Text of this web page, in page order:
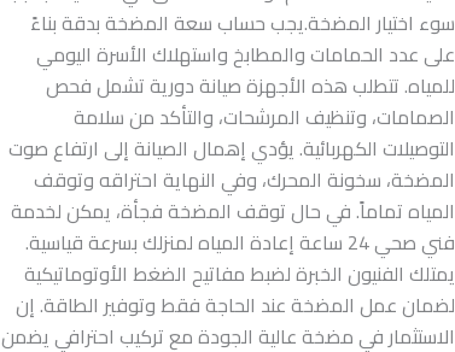
سوء اختيار المضخة.يجب حساب سعة المضخة بدقة بناءً
على عدد الحمامات والمطابخ واستهلاك الأسرة اليومي
للمياه. تتطلب هذه الأجهزة صيانة دورية تشمل فحص
الصمامات، وتنظيف المرشحات، والتأكد من سلامة
التوصيلات الكهربائية. يؤدي إهمال الصيانة إلى ارتفاع صوت
المضخة، سخونة المحرك، وفي النهاية احتراقه وتوقف
المياه تماماً. في حال توقف المضخة فجأة، يمكن لخدمة
فني صحي 24 ساعة إعادة المياه لمنزلك بسرعة قياسية.
يمتلك الفنيون الخبرة لضبط مفاتيح الضغط الأوتوماتيكية
لضمان عمل المضخة عند الحاجة فقط وتوفير الطاقة. إن
الاستثمار في مضخة عالية الجودة مع تركيب احترافي يضمن